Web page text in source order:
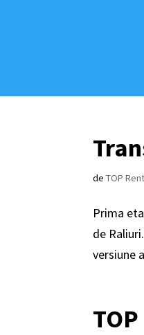
deTOP
Prima
de
versiune